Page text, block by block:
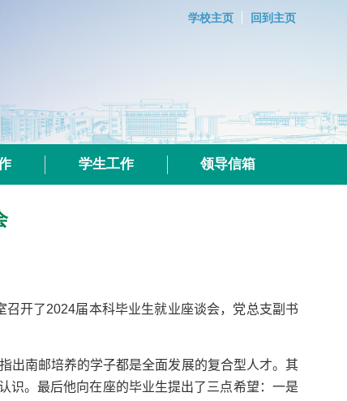
学校主页 回到主页
学生工作 领导信箱
召开了2024届本科毕业生就业座谈会，党总支副书
出南邮培养的学子都是全面发展的复合型人才。其
识。最后他向在座的毕业生提出了三点希望：一是